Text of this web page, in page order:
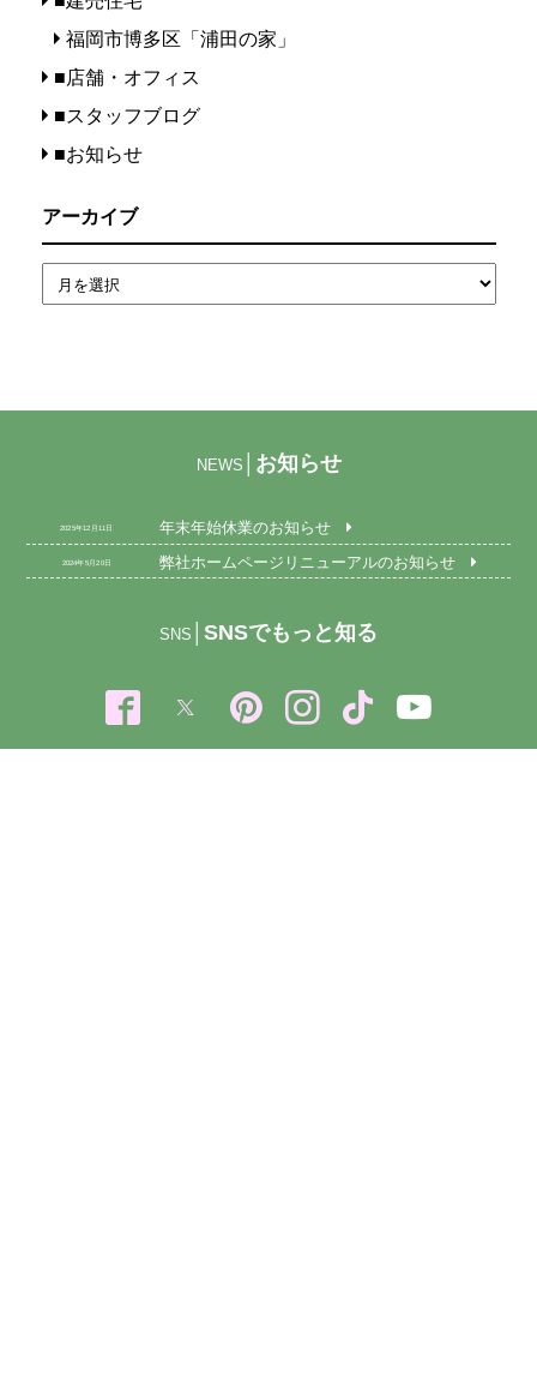
福岡市博多区「浦田の家」
■店舗・オフィス
■スタッフブログ
■お知らせ
アーカイブ
NEWS お知らせ
2025年12月11日 年末年始休業のお知らせ
2024年5月20日 弊社ホームページリニューアルのお知らせ
SNS SNSでもっと知る